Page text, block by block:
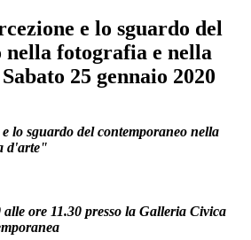
e lo sguardo del
nella fotografia e nella
25 gennaio 2020
lo sguardo del contemporaneo nella
d'arte"
ore 11.30 presso la Galleria Civica